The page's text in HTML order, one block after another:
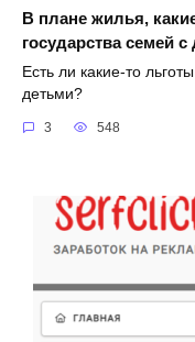
В плане жилья,
государства семей
Есть ли какие-то
детьми?
3 548